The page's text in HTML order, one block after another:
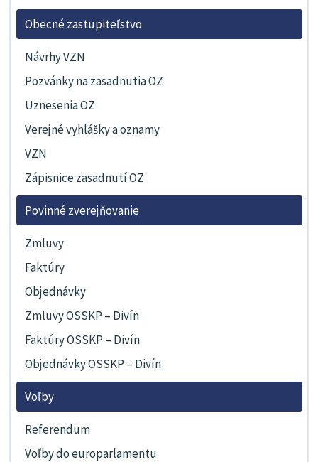
Obecné zastupiteľstvo
Návrhy VZN
Pozvánky na zasadnutia OZ
Uznesenia OZ
Verejné vyhlášky a oznamy
VZN
Zápisnice zasadnutí OZ
Povinné zverejňovanie
Zmluvy
Faktúry
Objednávky
Zmluvy OSSKP – Divín
Faktúry OSSKP – Divín
Objednávky OSSKP – Divín
Voľby
Referendum
Voľby do europarlamentu